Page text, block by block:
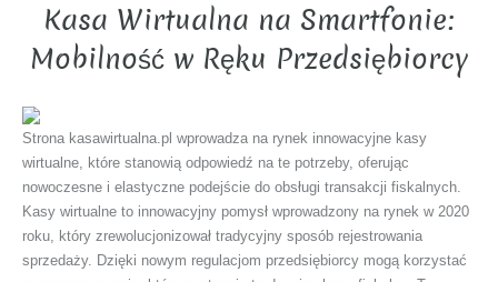
Kasa Wirtualna na Smartfonie:
Mobilność w Ręku Przedsiębiorcy
Strona kasawirtualna.pl wprowadza na rynek innowacyjne kasy
wirtualne, które stanowią odpowiedź na te potrzeby, oferując
nowoczesne i elastyczne podejście do obsługi transakcji fiskalnych.
Kasy wirtualne to innowacyjny pomysł wprowadzony na rynek w 2020
roku, który zrewolucjonizował tradycyjny sposób rejestrowania
sprzedaży. Dzięki nowym regulacjom przedsiębiorcy mogą korzystać